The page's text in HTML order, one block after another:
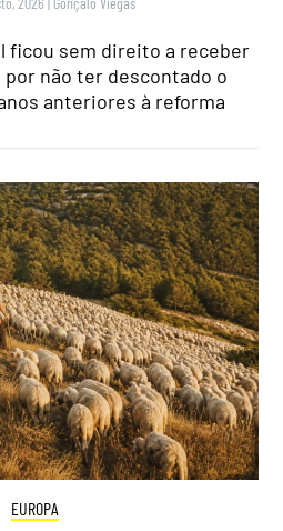
ficou sem direito a receber
não ter descontado o
anteriores à reforma
EUROPA